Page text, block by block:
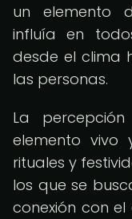
un elemento
influía en
desde el clima
las personas.
La
elemento vivo
rituales y
los que se
conexión con